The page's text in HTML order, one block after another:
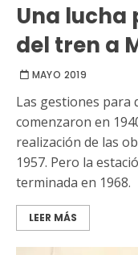
Una lucha
del tren a
MAYO 2019
Las gestiones para
comenzaron en
realización de las
1957. Pero la
terminada en 1968.
LEER MÁS